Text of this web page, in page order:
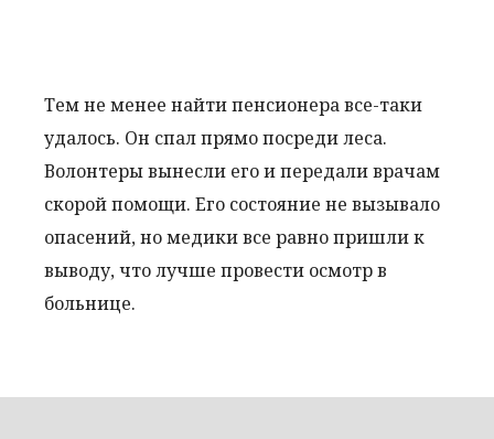
Тем не менее найти пенсионера все-таки
удалось. Он спал прямо посреди леса.
Волонтеры вынесли его и передали врачам
скорой помощи. Его состояние не вызывало
опасений, но медики все равно пришли к
выводу, что лучше провести осмотр в
больнице.